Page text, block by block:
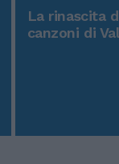
La rinascita
canzoni di